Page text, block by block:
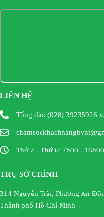
LIÊN HỆ
Tổng đài: (028) 39235926
Thứ 2 - Thứ 6: 7h00 - 16h00
TRỤ SỞ CHÍNH
314 Nguyễn Trãi, Phường An
Thành phố Hồ Chí Minh